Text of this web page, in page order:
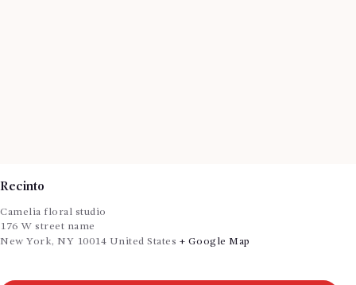
Recinto
Camelia floral studio
176 W street name
New York, NY 10014 United States + Google Map